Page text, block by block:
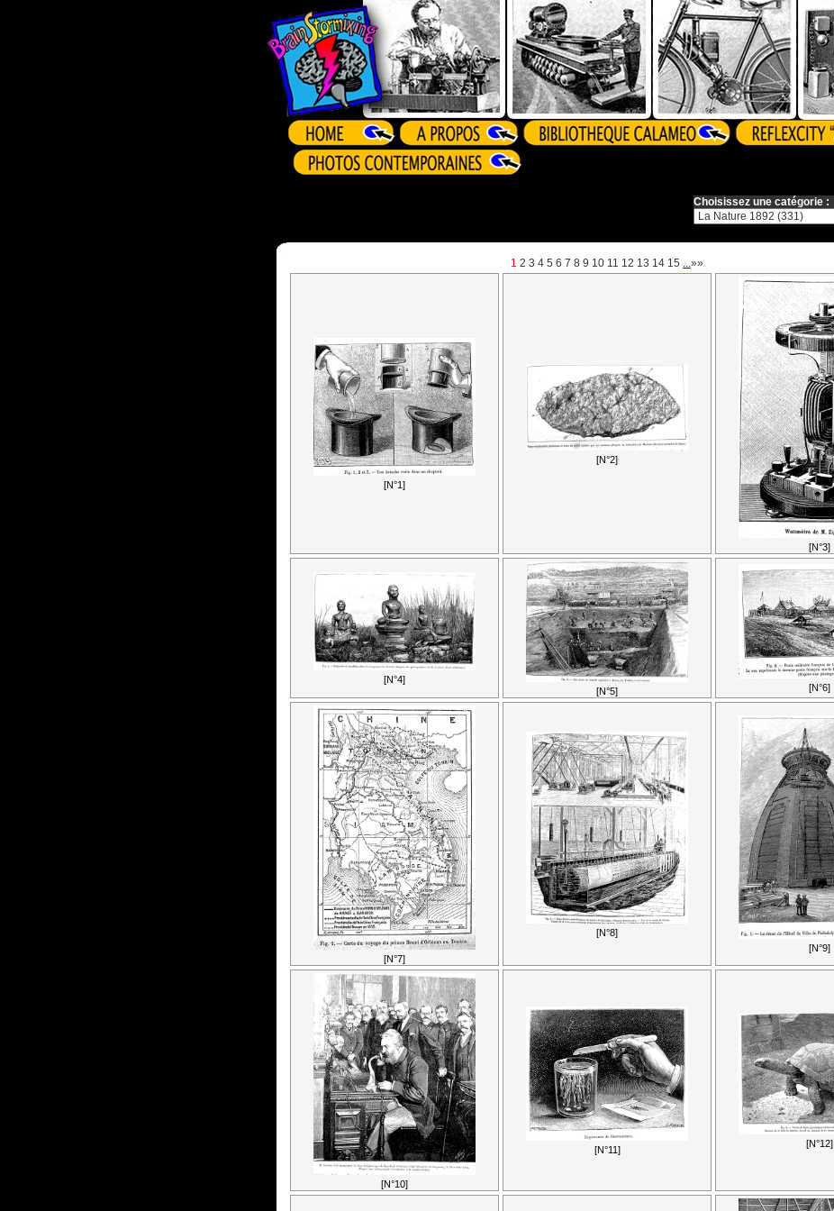
Choisissez une catégorie :
1 2 3 4 5 6 7 8 9 10 11 12 13 14 15 ...»»
[N°1]
[N°2]
[N°3]
[N°4]
[N°5]
[N°6]
[N°7]
[N°8]
[N°9]
[N°10]
[N°11]
[N°12]